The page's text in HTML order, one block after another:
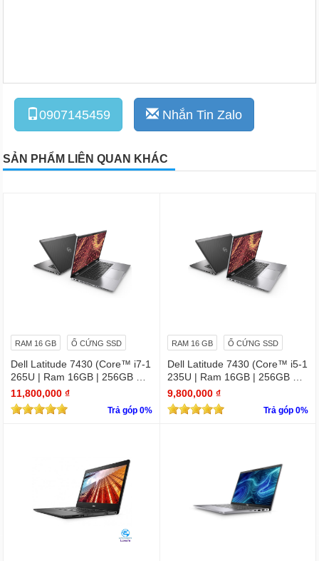
0907145459 Nhắn Tin Zalo
SẢN PHẨM LIÊN QUAN KHÁC
RAM 16 GB Ổ CỨNG SSD
Dell Latitude 7430 (Core™ i7-1
265U | Ram 16GB | 256GB SS
D | 14.0inch FHD)
11,800,000 ₫
Trả góp 0%
RAM 16 GB Ổ CỨNG SSD
Dell Latitude 7430 (Core™ i5-1
235U | Ram 16GB | 256GB SS
D | 14.0inch FHD)
9,800,000 ₫
Trả góp 0%